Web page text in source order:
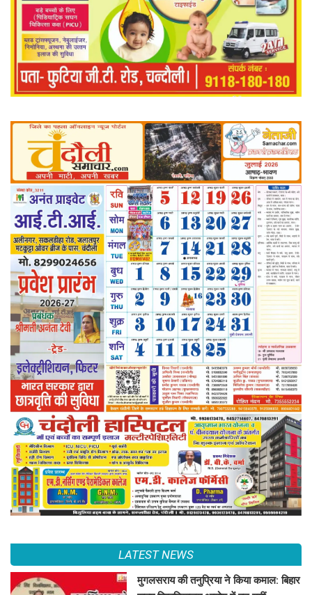
LATEST NEWS
मुगलसराय की तनुप्रिया ने किया कमाल: बिहार